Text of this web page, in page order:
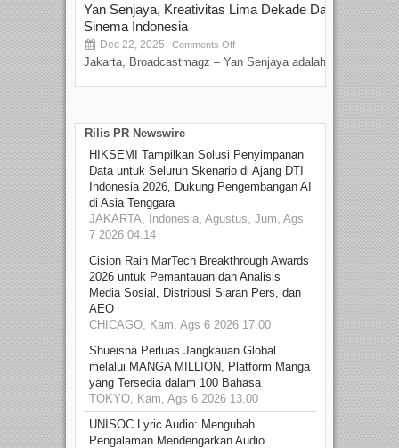
Yan Senjaya, Kreativitas Lima Dekade Dalam
Sinema Indonesia
Dec 22, 2025 Comments Off
Jakarta, Broadcastmagz – Yan Senjaya adalah...
Rilis PR Newswire
HIKSEMI Tampilkan Solusi Penyimpanan
Data untuk Seluruh Skenario di Ajang DTI
Indonesia 2026, Dukung Pengembangan AI
di Asia Tenggara
JAKARTA, Indonesia, Agustus, Jum, Ags
7 2026 04.14
Cision Raih MarTech Breakthrough Awards
2026 untuk Pemantauan dan Analisis
Media Sosial, Distribusi Siaran Pers, dan
AEO
CHICAGO, Kam, Ags 6 2026 17.00
Shueisha Perluas Jangkauan Global
melalui MANGA MILLION, Platform Manga
yang Tersedia dalam 100 Bahasa
TOKYO, Kam, Ags 6 2026 13.00
UNISOC Lyric Audio: Mengubah
Pengalaman Mendengarkan Audio